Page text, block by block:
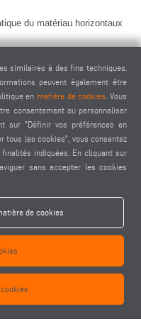
du matériau horizontaux
quatre outils standard
électrique à consommation
similaires à des fins techniques.
peuvent également être
en matière de cookies . Vous
consentement ou personnaliser
sur "Définir vos préférences en
tous les cookies", vous consentez
indiquées. En cliquant sur
sans accepter les cookies
de cookies